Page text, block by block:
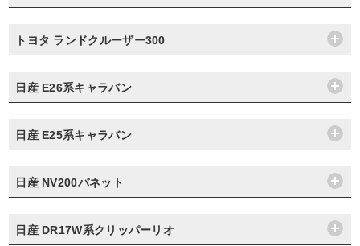
トヨタ ランドクルーザー300
日産 E26系キャラバン
日産 E25系キャラバン
日産 NV200バネット
日産 DR17W系クリッパーリオ